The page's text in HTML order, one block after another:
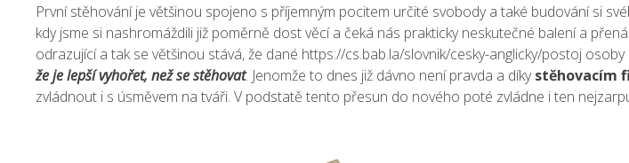
První stěhování je většinou spojeno s příjemným pocitem určité svobody a také budování si
kdy jsme si nashromáždili již poměrně dost věcí a čeká nás prakticky neskutečné balení a
odrazující a tak se většinou stává, že dané https://cs.bab.la/slovnik/cesky-anglicky/postoj osoby
že je lepší vyhořet, než se stěhovat. Jenomže to dnes již dávno není pravda a díkystěhovacím
zvládnout i s úsměvem na tváři. V podstatě tento přesun do nového poté zvládne i ten